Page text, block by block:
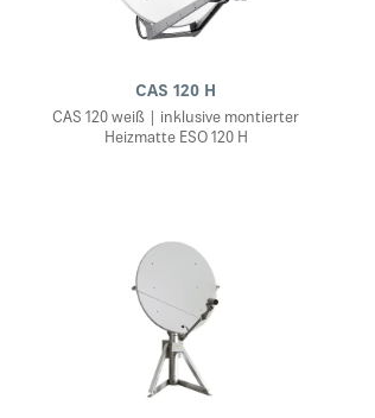
CAS 120 H
CAS 120 weiß | inklusive montierter
Heizmatte ESO 120 H